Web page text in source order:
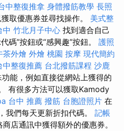
中整復推拿 身體撥筋教學 長照
取優惠券並尋找操作。 美式整
中 竹北月子中心 找到適合自己
碼”按鈕或“感興趣”按鈕。 護照
茶外燴 外燴 桃園 按摩 現代簡約
中整復推薦 台北撥筋課程 沙鹿
能，例如直接從網站上獲得的
有很多方法可以獲取Kamody
台中 推薦 撥筋 台胞證照片 在
我們每天更新折扣代碼。 記帳
店通訊中獲得額外的優惠券。